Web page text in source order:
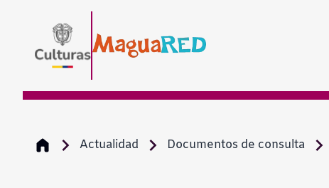
Actualidad Documentos de consulta